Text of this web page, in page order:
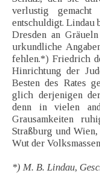
verlustig
entschuldigt. Lindau
Dresden an
urkundliche
fehlen.*) Friedrich
Hinrichtung der
Besten des Rates
glich derjenigen
denn in vielen
Grausamkeiten
Straßburg und
Wut der
*) M. B. Lindau,